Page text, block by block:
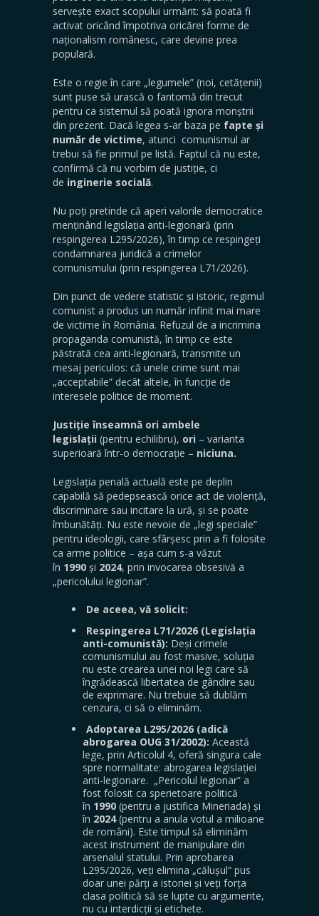
servește exact scopului urmărit: să poată fi
activat oricând împotriva oricărei forme de
naționalism românesc, care devine prea
populară.
Este o regie în care „legumele” (noi, cetățenii)
sunt puse să urască o fantomă din trecut
pentru ca sistemul să poată ignora monștrii
din prezent. Dacă legea s-ar baza pe fapte și
număr de victime, atunci comunismul ar
trebui să fie primul pe listă. Faptul că nu este,
confirmă că nu vorbim de justiție, ci
de inginerie socială.
Nu poți pretinde că aperi valorile democratice
menținând legislația anti-legionară (prin
respingerea L295/2026), în timp ce respingeți
condamnarea juridică a crimelor
comunismului (prin respingerea L71/2026).
Din punct de vedere statistic și istoric, regimul
comunist a produs un număr infinit mai mare
de victime în România. Refuzul de a incrimina
propaganda comunistă, în timp ce este
păstrată cea anti-legionară, transmite un
mesaj periculos: că unele crime sunt mai
„acceptabile” decât altele, în funcție de
interesele politice de moment.
Justiție înseamnă ori ambele
legislații (pentru echilibru), ori – varianta
superioară într-o democrație – niciuna.
Legislația penală actuală este pe deplin
capabilă să pedepsească orice act de violență,
discriminare sau incitare la ură, și se poate
îmbunătăți. Nu este nevoie de „legi speciale”
pentru ideologii, care sfârșesc prin a fi folosite
ca arme politice – așa cum s-a văzut
în 1990 și 2024, prin invocarea obsesivă a
„pericolului legionar”.
De aceea, vă solicit:
Respingerea L71/2026 (Legislația
anti-comunistă): Deși crimele
comunismului au fost masive, soluția
nu este crearea unei noi legi care să
îngrădească libertatea de gândire sau
de exprimare. Nu trebuie să dublăm
cenzura, ci să o eliminăm.
Adoptarea L295/2026 (adică
abrogarea OUG 31/2002): Această
lege, prin Articolul 4, oferă singura cale
spre normalitate: abrogarea legislației
anti-legionare. „Pericolul legionar” a
fost folosit ca sperietoare politică
în 1990 (pentru a justifica Mineriada) și
în 2024(pentru a anula votul a milioane
de români). Este timpul să eliminăm
acest instrument de manipulare din
arsenalul statului. Prin aprobarea
L295/2026, veți elimina „călușul” pus
doar unei părți a istoriei și veți forța
clasa politică să se lupte cu argumente,
nu cu interdicții și etichete.